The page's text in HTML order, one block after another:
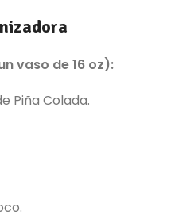
vaso de 16 oz):
Piña Colada.